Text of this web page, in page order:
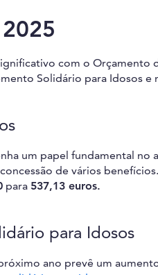
com o Orçamento
Solidário para Idosos
um papel fundamental no
de vários
para 537,13 euros.
para Idosos
ano prevê um